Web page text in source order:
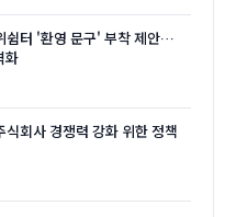
쉼터 '환영 문구' 부착 제안…
화
회사 경쟁력 강화 위한 정책